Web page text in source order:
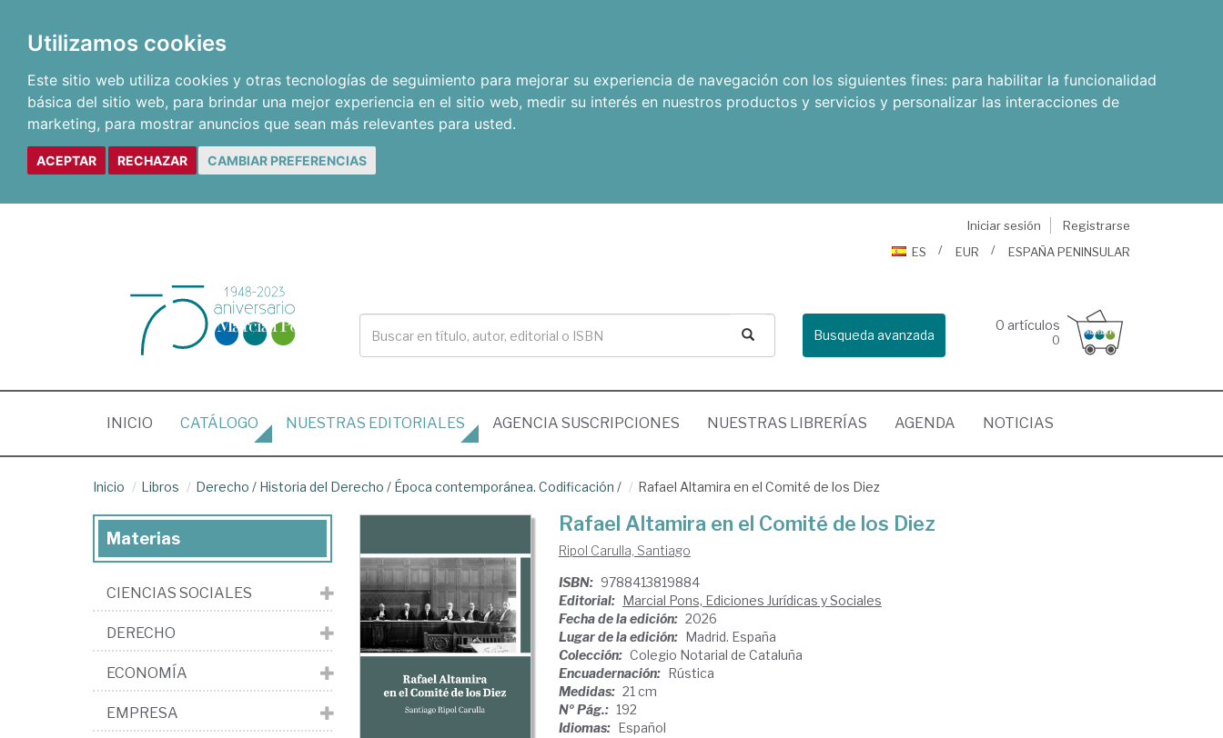
Utilizamos cookies
Este sitio web utiliza cookies y otras tecnologías de seguimiento para mejorar su experiencia de navegación con los siguientes fines: para habilitar la funcionalidad
básica del sitio web, para brindar una mejor experiencia en el sitio web, medir su interés en nuestros productos y servicios y personalizar las interacciones de
marketing, para mostrar anuncios que sean más relevantes para usted.
ACEPTAR RECHAZAR CAMBIAR PREFERENCIAS
Iniciar sesión
Registrarse
ES
EUR ESPAÑA PENINSULAR
Busqueda avanzada
0 artículos
0
INICIO (CURRENT)
CATÁLOGO NUESTRAS EDITORIALES AGENCIA SUSCRIPCIONES NUESTRAS LIBRERÍAS AGENDA NOTICIAS
Inicio Libros Derecho / Historia del Derecho / Época contemporánea. Codificación / Rafael Altamira en el Comité de los Diez
Rafael Altamira en el Comité de los Diez
Ripol Carulla, Santiago
ISBN: 9788413819884
Editorial: Marcial Pons, Ediciones Jurídicas y Sociales
Fecha de la edición: 2026
Lugar de la edición: Madrid. España
Colección: Colegio Notarial de Cataluña
Encuadernación: Rústica
Medidas: 21 cm
Nº Pág.: 192
Idiomas: Español
Materias
CIENCIAS SOCIALES
DERECHO
ECONOMÍA
EMPRESA